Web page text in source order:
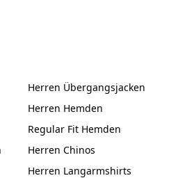
Herren Übergangsjacken
Herren Hemden
Regular Fit Hemden
Herren Chinos
Herren Langarmshirts